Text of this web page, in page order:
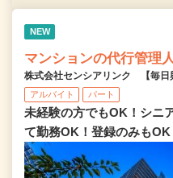
NEW
マンションの代行管理
株式会社センシアリンク 【毎日
アルバイト パート
未経験の方でもOK！シニ
て勤務OK！登録のみもOK